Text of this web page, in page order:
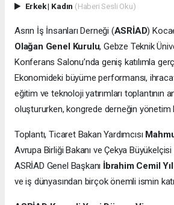
Erkek| Kadın (Haberi Sesli Oku)
Asrın İş İnsanları Derneği (ASRİAD)
Olağan Genel Kurulu, Gebze Teknik
Konferans Salonu’nda geniş katılımla
Ekonomideki büyüme performansı,
eğitim ve teknoloji yatırımları toplantının
oluştururken, kongrede derneğin yönetim
Toplantı, Ticaret Bakan Yardımcısı
Avrupa Birliği Bakanı ve Çekya Büyükelçisi
ASRİAD Genel Başkanı İbrahim Cemil
ve iş dünyasından birçok önemli ismin